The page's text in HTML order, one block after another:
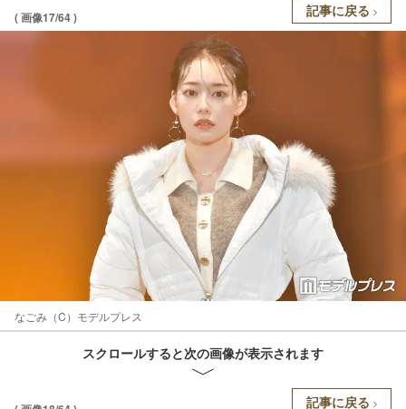
( 画像17/64 ) 記事に戻る
なごみ（C）モデルプレス
スクロールすると次の画像が表示されます
記事に戻る